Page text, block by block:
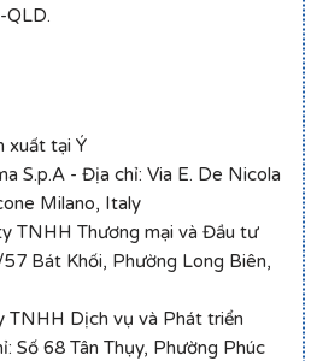
xuất tại Ý
S.p.A - Địa chỉ: Via E. De Nicola
Milano, Italy
TNHH Thương mại và Đầu tư
Bát Khối, Phường Long Biên,
TNHH Dịch vụ và Phát triển
Số 68 Tân Thụy, Phường Phúc